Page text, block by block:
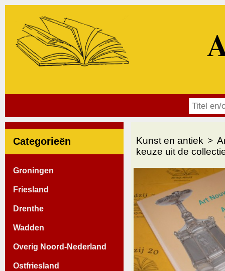
Categorieën
Groningen
Friesland
Drenthe
Wadden
Overig Noord-Nederland
Ostfriesland
Kunst en antiek
keuze uit de